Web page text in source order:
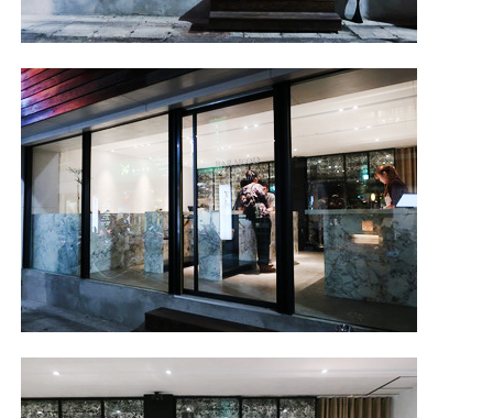
照相簿
影音區
創意出版服務
歷史區
關於Yilan
個人著作
活動實況記錄
媒體報導一覽
合作與代言